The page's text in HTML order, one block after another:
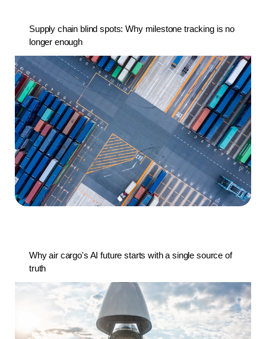
Supply chain blind spots: Why milestone tracking is no
longer enough
Why air cargo's AI future starts with a single source of
truth